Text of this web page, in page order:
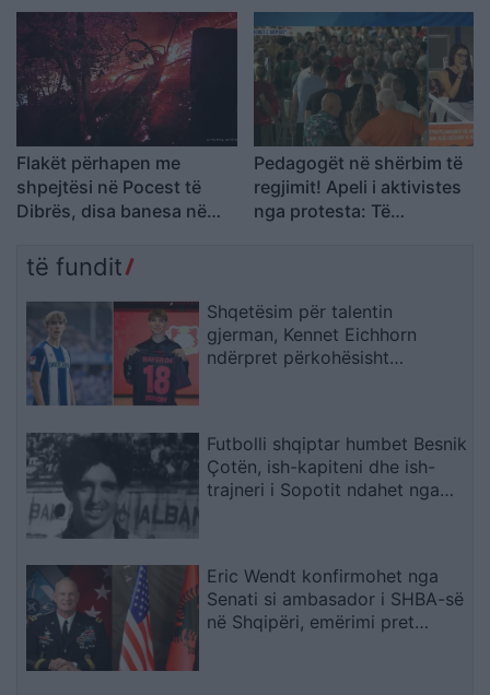
revolucion”
Flakët përhapen me
shpejtësi në Pocest të
Dibrës, disa banesa në
Pedagogët në shërbim të
regjimit! Apeli i aktivistes
nga protesta: Të
të fundit
Shqetësim për talentin
gjerman, Kennet Eichhorn
ndërpret përkohësisht
Futbolli shqiptar humbet Besnik
Çotën, ish-kapiteni dhe ish-
trajneri i Sopotit ndahet nga
Eric Wendt konfirmohet nga
Senati si ambasador i SHBA-së
në Shqipëri, emërimi pret